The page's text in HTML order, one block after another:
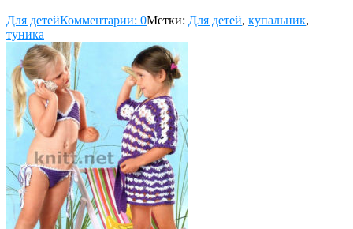
Для детейКомментарии: 0Метки: Для детей, купальник,
туника